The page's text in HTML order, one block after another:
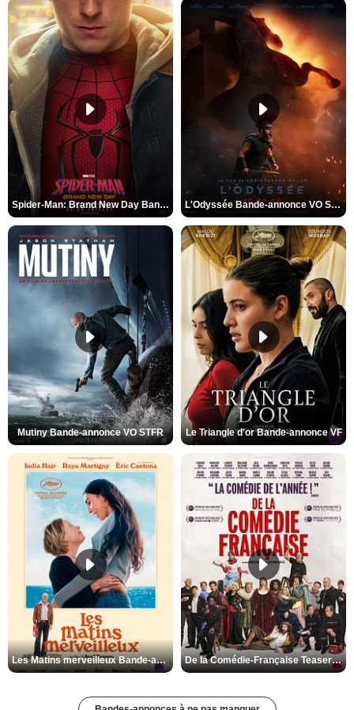
Spider-Man: Brand New Day Bande-annonce VO STFR L'Odyssée Bande-annonce VO STFR
Mutiny Bande-annonce VO STFR Le Triangle d'or Bande-annonce VF
Les Matins merveilleux Bande-annonce VF De la Comédie-Française Teaser VF